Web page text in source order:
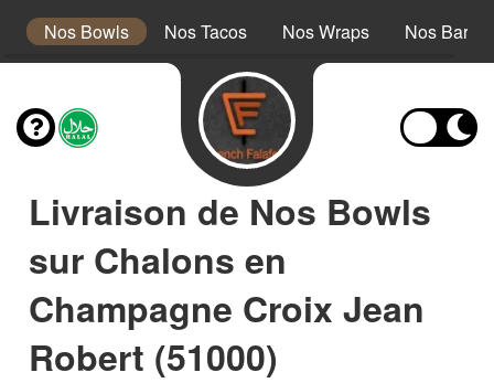
Nos Bowls Nos Tacos Nos Wraps Nos
Livraison de Nos Bowls
sur Chalons en
Champagne Croix Jean
Robert (51000)